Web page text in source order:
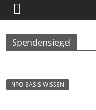
a
Spendensiegel
NPO-BASIS-WISSEN